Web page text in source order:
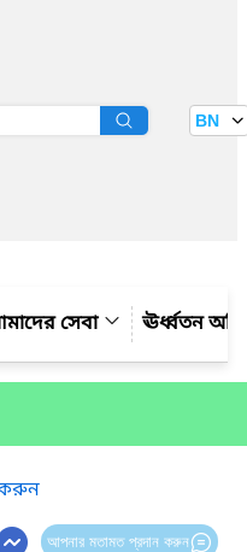
BN
সেবা ঊর্ধ্বতন
করুন
আপনার মতামত প্রদান করুন